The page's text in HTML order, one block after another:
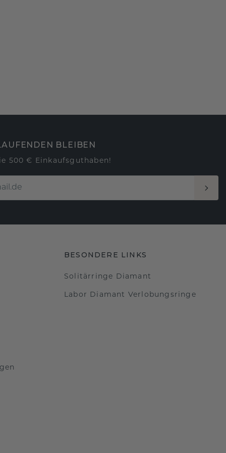
BLEIBEN
500 € Einkaufsguthaben!
BESONDERE LINKS
Solitärringe Diamant
Labor Diamant Verlobungsringe